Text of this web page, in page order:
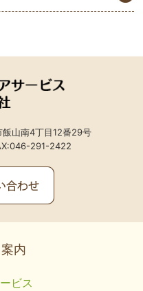
山南4丁目12番29号
291-2422
内
ビス